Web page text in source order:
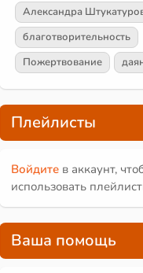
Александра
благотворительность
Пожертвование
Плейлисты
Войдите в аккаунт,
использовать
Ваша помощь